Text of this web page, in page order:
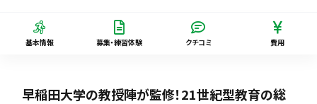
基本情報 募集・練習体験 クチコミ 費用
早稲田大学の教授陣が監修！21世紀型教育の総